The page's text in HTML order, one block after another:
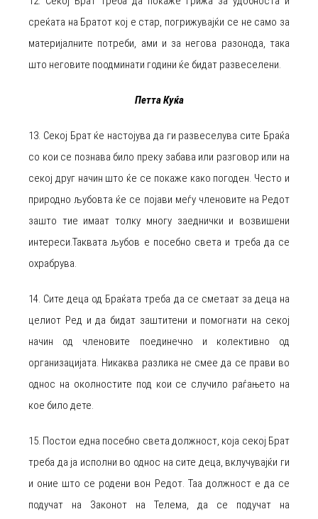
среќата на Братот кој е стар, погрижувајќи се не само за
материјалните потреби, ами и за негова разонода, така
што неговите поодминати години ќе бидат развеселени.
Петта Куќа
13. Секој Брат ќе настојува да ги развеселува сите Браќа
со кои се познава било преку забава или разговор или на
секој друг начин што ќе се покаже како погоден. Често и
природно љубовта ќе се појави меѓу членовите на Редот
зашто тие имаат толку многу заеднички и возвишени
интереси.Таквата љубов е посебно света и треба да се
охрабрува.
14. Сите деца од Браќата треба да се сметаат за деца на
целиот Ред и да бидат заштитени и помогнати на секој
начин од членовите поединечно и колективно од
организацијата. Никаква разлика не смее да се прави во
однос на околностите под кои се случило раѓањето на
кое било дете.
15. Постои една посебно света должност, која секој Брат
треба да ја исполни во однос на сите деца, вклучувајќи ги
и оние што се родени вон Редот. Таа должност е да се
подучат на Законот на Телема, да се подучат на